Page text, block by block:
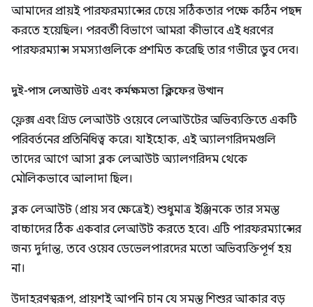
আমাদের প্রায়ই পারফরম্যান্সের চেয়ে সঠিকতার পক্ষে কঠিন পছন্দ
করতে হয়েছিল। পরবর্তী বিভাগে আমরা কীভাবে এই ধরণের
পারফরম্যান্স সমস্যাগুলিকে প্রশমিত করেছি তার গভীরে ডুব দেব।
দুই-পাস লেআউট এবং কর্মক্ষমতা ক্লিফের উত্থান
ফ্লেক্স এবং গ্রিড লেআউট ওয়েবে লেআউটের অভিব্যক্তিতে একটি
পরিবর্তনের প্রতিনিধিত্ব করে। যাইহোক, এই অ্যালগরিদমগুলি
তাদের আগে আসা ব্লক লেআউট অ্যালগরিদম থেকে
মৌলিকভাবে আলাদা ছিল।
ব্লক লেআউট (প্রায় সব ক্ষেত্রেই) শুধুমাত্র ইঞ্জিনকে তার সমস্ত
বাচ্চাদের ঠিক একবার লেআউট করতে হবে। এটি পারফরম্যান্সের
জন্য দুর্দান্ত, তবে ওয়েব ডেভেলপারদের মতো অভিব্যক্তিপূর্ণ হয়
না।
উদাহরণস্বরূপ, প্রায়শই আপনি চান যে সমস্ত শিশুর আকার বড়